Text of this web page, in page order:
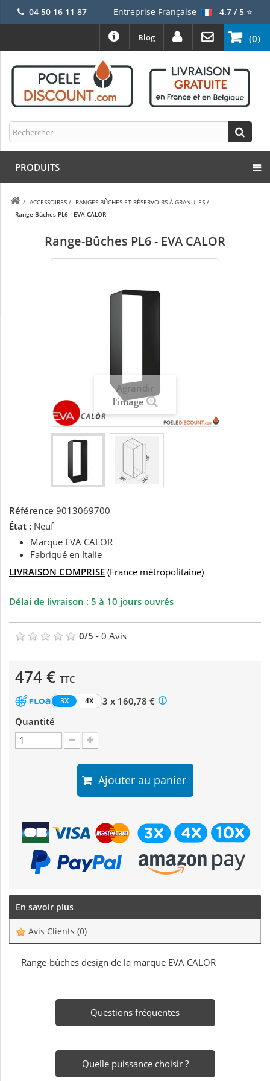
04 50 16 11 87 Entreprise Française 4.7 / 5⭐
(0)
Blog
PRODUITS
/ ACCESSOIRES / RANGES-BÛCHES ET RÉSERVOIRS À GRANULES /
Range-Bûches PL6 - EVA CALOR
Range-Bûches PL6 - EVA CALOR
Agrandir
l'image
Référence 9013069700
État : Neuf
Marque EVA CALOR
Fabriqué en Italie
LIVRAISON COMPRISE (France métropolitaine)
Délai de livraison : 5 à 10 jours ouvrés
0/5 - 0 Avis
474 € TTC
3X 4X
3 x 160,78 €
Quantité
Ajouter au panier
En savoir plus
Avis Clients (0)
Range-bûches design de la marque EVA CALOR
Questions fréquentes
Quelle puissance choisir ?